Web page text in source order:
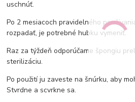
uschnúť.
Po 2 mesiacoch pravidelného
rozpadať, je potrebné hubku vymeniť.
Raz za týždeň odporúčame špongiu
sterilizáciu.
Po použití ju zaveste na šnúrku, aby
Stvrdne a scvrkne sa.